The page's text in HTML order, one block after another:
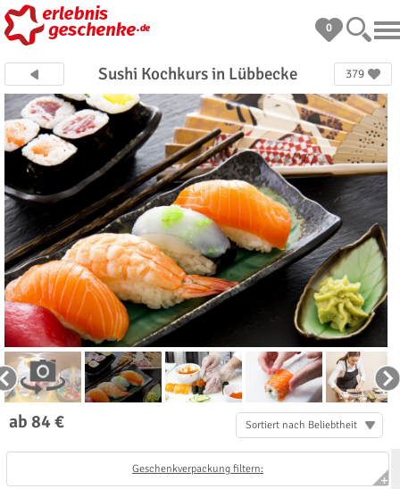
0
Sushi Kochkurs in Lübbecke 379
ab 84 € Sortiert nach Beliebtheit
Geschenkverpackung filtern: